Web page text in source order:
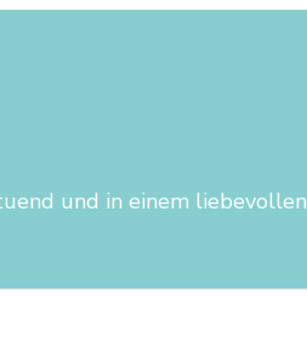
und in einem liebevollen